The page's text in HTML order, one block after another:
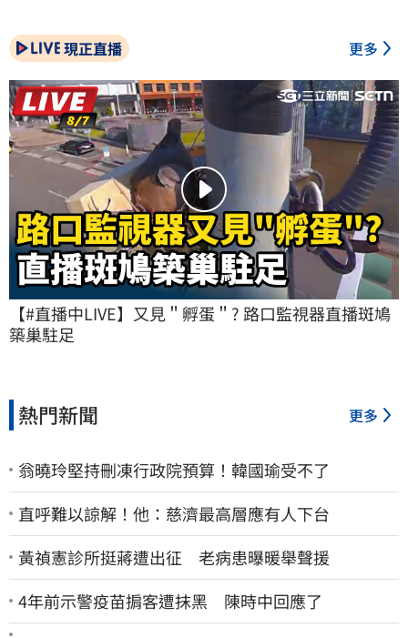
現正直播 更多
【#直播中LIVE】又見＂孵蛋＂? 路口監視器直播斑鳩
築巢駐足
熱門新聞 更多
翁曉玲堅持刪凍行政院預算！韓國瑜受不了
直呼難以諒解！他：慈濟最高層應有人下台
黃禎憲診所挺蔣遭出征 老病患曝暖舉聲援
4年前示警疫苗掮客遭抹黑 陳時中回應了